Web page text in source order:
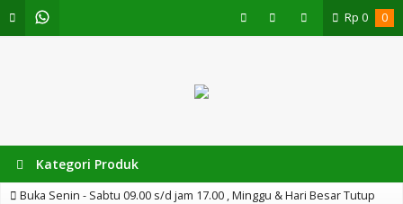
Rp 0 0
Kategori Produk
Buka Senin - Sabtu 09.00 s/d jam 17.00 , Minggu & Hari Besar Tutup